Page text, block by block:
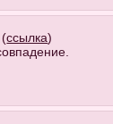
(ссылка)